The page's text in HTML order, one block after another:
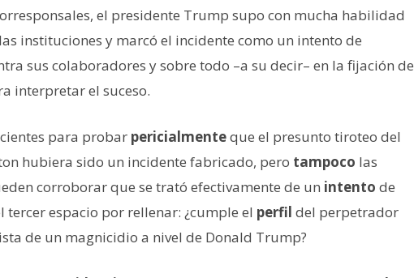
el presidente Trump supo con mucha habilidad
instituciones y marcó el incidente como un intento de
sus colaboradores y sobre todo –a su decir– en la fijación de
interpretar el suceso.
para probar pericialmenteque el presunto tiroteo del
hubiera sido un incidente fabricado, pero tampoco las
corroborar que se trató efectivamente de un intento de
espacio por rellenar: ¿cumple el perfil del perpetrador
de un magnicidio a nivel de Donald Trump?